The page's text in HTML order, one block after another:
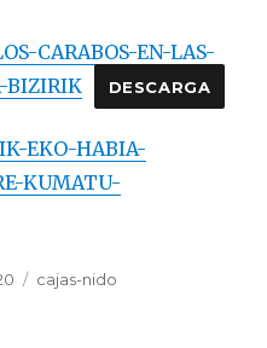
CARABOS-EN-LAS-
BIZIRIK
DESCARGA
EKO-HABIA-
KUMATU-
Categorías
cajas-nido